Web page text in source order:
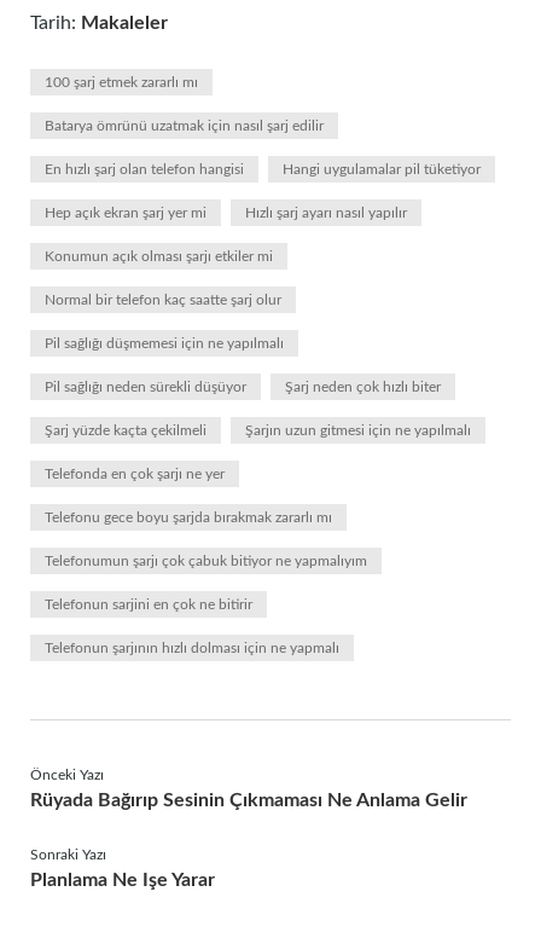
Tarih: Makaleler
100 şarj etmek zararlı mı
Batarya ömrünü uzatmak için nasıl şarj edilir
En hızlı şarj olan telefon hangisi Hangi uygulamalar pil tüketiyor
Hep açık ekran şarj yer mi Hızlı şarj ayarı nasıl yapılır
Konumun açık olması şarjı etkiler mi
Normal bir telefon kaç saatte şarj olur
Pil sağlığı düşmemesi için ne yapılmalı
Pil sağlığı neden sürekli düşüyor Şarj neden çok hızlı biter
Şarj yüzde kaçta çekilmeli Şarjın uzun gitmesi için ne yapılmalı
Telefonda en çok şarjı ne yer
Telefonu gece boyu şarjda bırakmak zararlı mı
Telefonumun şarjı çok çabuk bitiyor ne yapmalıyım
Telefonun sarjini en çok ne bitirir
Telefonun şarjının hızlı dolması için ne yapmalı
Önceki Yazı
Rüyada Bağırıp Sesinin Çıkmaması Ne Anlama Gelir
Sonraki Yazı
Planlama Ne Işe Yarar